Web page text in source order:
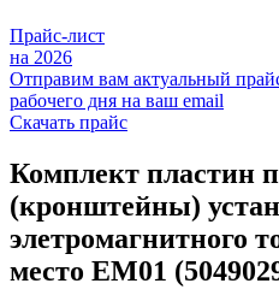
Прайс-лист
на 2026
Отправим вам актуальный
рабочего дня на ваш email
Скачать прайс
Комплект пластин
(кронштейны)
элетромагнитного
место EM01